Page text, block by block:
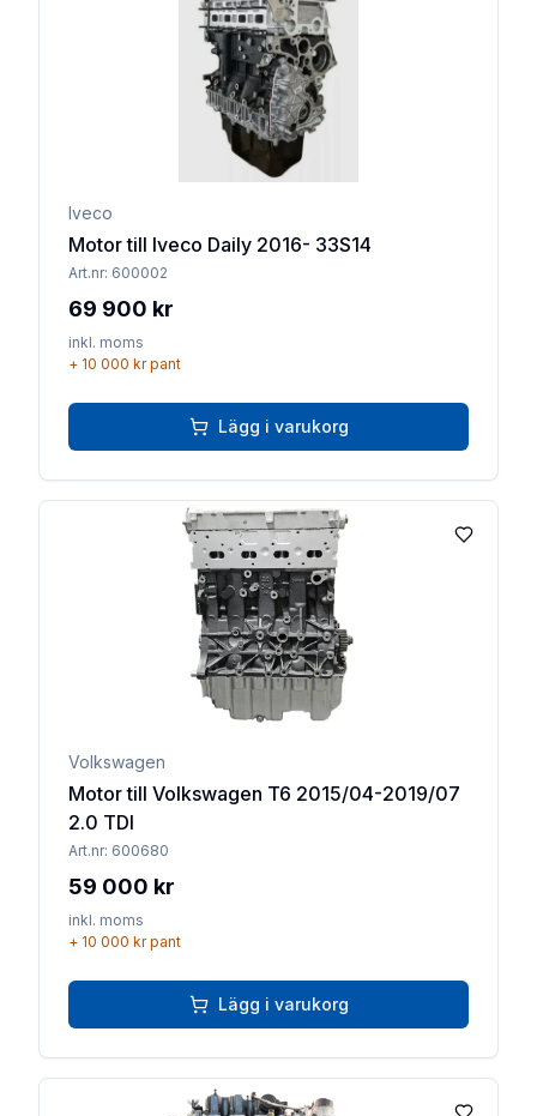
Iveco
Motor till Iveco Daily 2016- 33S14
Art.nr: 600002
69 900 kr
inkl. moms
+ 10 000 krpant
Lägg i varukorg
Lägg till
Volkswagen
Motor till Volkswagen T6 2015/04-2019/07
2.0 TDI
Art.nr: 600680
59 000 kr
inkl. moms
+ 10 000 krpant
Lägg i varukorg